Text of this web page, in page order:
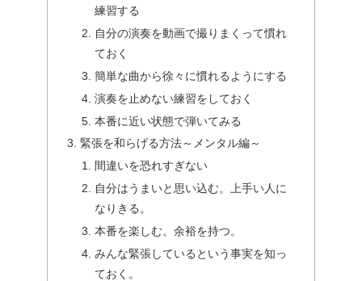
練習する
自分の演奏を動画で撮りまくって慣れ
ておく
簡単な曲から徐々に慣れるようにする
演奏を止めない練習をしておく
本番に近い状態で弾いてみる
緊張を和らげる方法～メンタル編～
間違いを恐れすぎない
自分はうまいと思い込む。上手い人に
なりきる。
本番を楽しむ。余裕を持つ。
みんな緊張しているという事実を知っ
ておく。